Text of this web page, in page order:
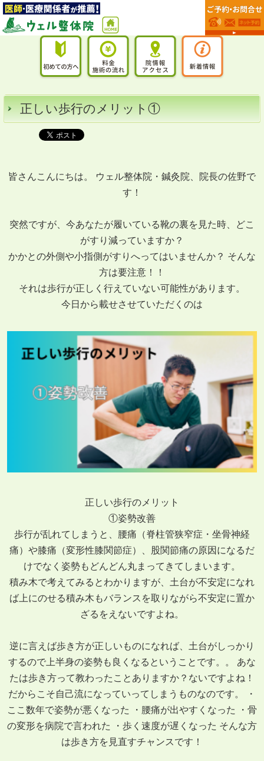
正しい歩行のメリット①
皆さんこんにちは。 ウェル整体院・鍼灸院、院長の佐野で
す！
突然ですが、今あなたが履いている靴の裏を見た時、どこ
がすり減っていますか？
かかとの外側や小指側がすりへってはいませんか？ そんな
方は要注意！！
それは歩行が正しく行えていない可能性があります。
今日から載せさせていただくのは
正しい歩行のメリット
①姿勢改善
歩行が乱れてしまうと、腰痛（脊柱管狭窄症・坐骨神経
痛）や膝痛（変形性膝関節症）、股関節痛の原因になるだ
けでなく姿勢もどんどん丸まってきてしまいます。
積み木で考えてみるとわかりますが、土台が不安定になれ
ば上にのせる積み木もバランスを取りながら不安定に置か
ざるをえないですよね。
逆に言えば歩き方が正しいものになれば、土台がしっかり
するので上半身の姿勢も良くなるということです。。 あな
たは歩き方って教わったことありますか？ないですよね！
だからこそ自己流になっていってしまうものなのです。 ・
ここ数年で姿勢が悪くなった ・腰痛が出やすくなった ・骨
の変形を病院で言われた ・歩く速度が遅くなった そんな方
は歩き方を見直すチャンスです！